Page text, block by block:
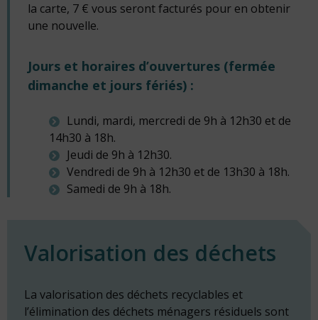
la carte, 7 € vous seront facturés pour en obtenir
une nouvelle.
Jours et horaires d’ouvertures (fermée
dimanche et jours fériés) :
Lundi, mardi, mercredi de 9h à 12h30 et de
14h30 à 18h.
Jeudi de 9h à 12h30.
Vendredi de 9h à 12h30 et de 13h30 à 18h.
Samedi de 9h à 18h.
Valorisation des déchets
La valorisation des déchets recyclables et
l’élimination des déchets ménagers résiduels sont